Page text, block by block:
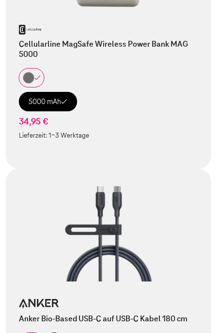
Cellularline MagSafe Wireless Power Bank MAG
5000
5000 mAh
34,95 €
Lieferzeit:1-3 Werktage
Anker Bio-Based USB-C auf USB-C Kabel 180 cm